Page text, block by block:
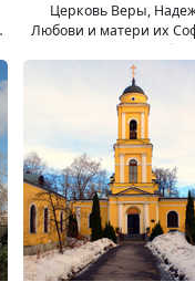
Церковь Веры,
Любови и матери их
Миусском кладбище.